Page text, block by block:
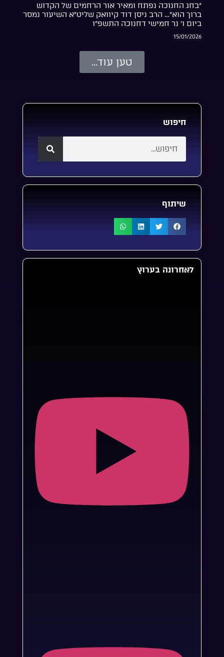
“בחג החנוכה נפתח ומאיר אור הרחמים של הקדוש
ברוך הוא”… הרב ניסן דוד קיוואק שליט”א השיעור נמסר
ביום ו’ נר חמישי דחנוכה התשפ”ו
15/01/2026
טען עוד...
חיפוש
שיתוף
לאחרונה בערוץ